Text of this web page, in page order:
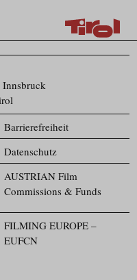
Innsbruck
Barrierefreiheit
Datenschutz
AUSTRIAN Film
Commissions & Funds
FILMING EUROPE –
EUFCN